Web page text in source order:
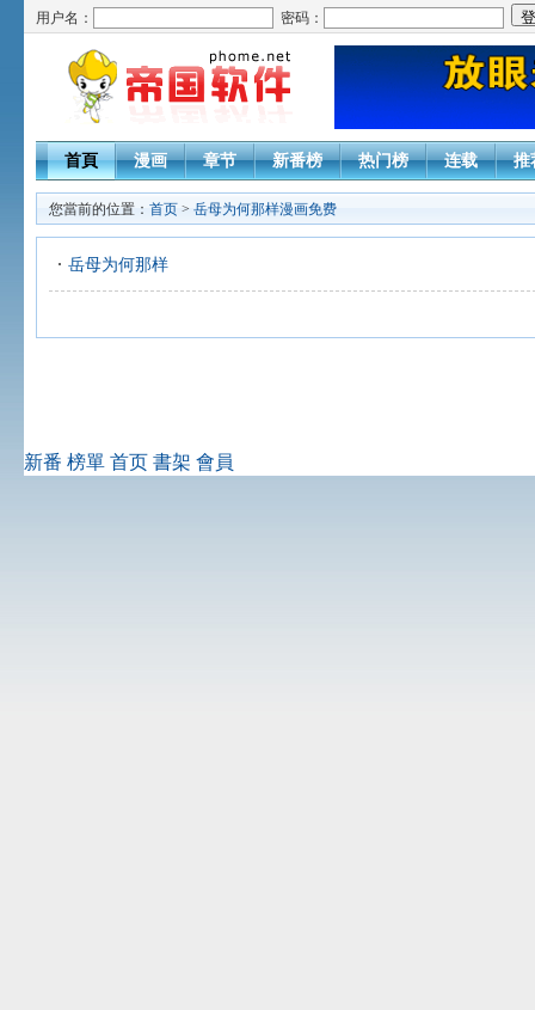
用户名： 密码：
首頁 漫画 章节 新番榜 热门榜 连载 推
您當前的位置： 首页 > 岳母为何那样漫画免费
岳母为何那样
新番 榜單 首页 書架 會員